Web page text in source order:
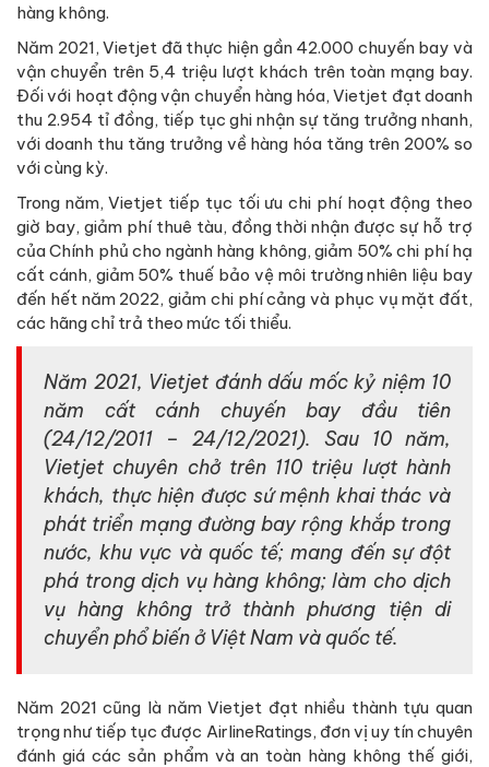
hàng không.
Năm 2021, Vietjet đã thực hiện gần 42.000 chuyến bay và
vận chuyển trên 5,4 triệu lượt khách trên toàn mạng bay.
Đối với hoạt động vận chuyển hàng hóa, Vietjet đạt doanh
thu 2.954 tỉ đồng, tiếp tục ghi nhận sự tăng trưởng nhanh,
với doanh thu tăng trưởng về hàng hóa tăng trên 200% so
với cùng kỳ.
Trong năm, Vietjet tiếp tục tối ưu chi phí hoạt động theo
giờ bay, giảm phí thuê tàu, đồng thời nhận được sự hỗ trợ
của Chính phủ cho ngành hàng không, giảm 50% chi phí hạ
cất cánh, giảm 50% thuế bảo vệ môi trường nhiên liệu bay
đến hết năm 2022, giảm chi phí cảng và phục vụ mặt đất,
các hãng chỉ trả theo mức tối thiểu.
Năm 2021, Vietjet đánh dấu mốc kỷ niệm 10
năm cất cánh chuyến bay đầu tiên
(24/12/2011 – 24/12/2021). Sau 10 năm,
Vietjet chuyên chở trên 110 triệu lượt hành
khách, thực hiện được sứ mệnh khai thác và
phát triển mạng đường bay rộng khắp trong
nước, khu vực và quốc tế; mang đến sự đột
phá trong dịch vụ hàng không; làm cho dịch
vụ hàng không trở thành phương tiện di
chuyển phổ biến ở Việt Nam và quốc tế.
Năm 2021 cũng là năm Vietjet đạt nhiều thành tựu quan
trọng như tiếp tục được AirlineRatings, đơn vị uy tín chuyên
đánh giá các sản phẩm và an toàn hàng không thế giới,